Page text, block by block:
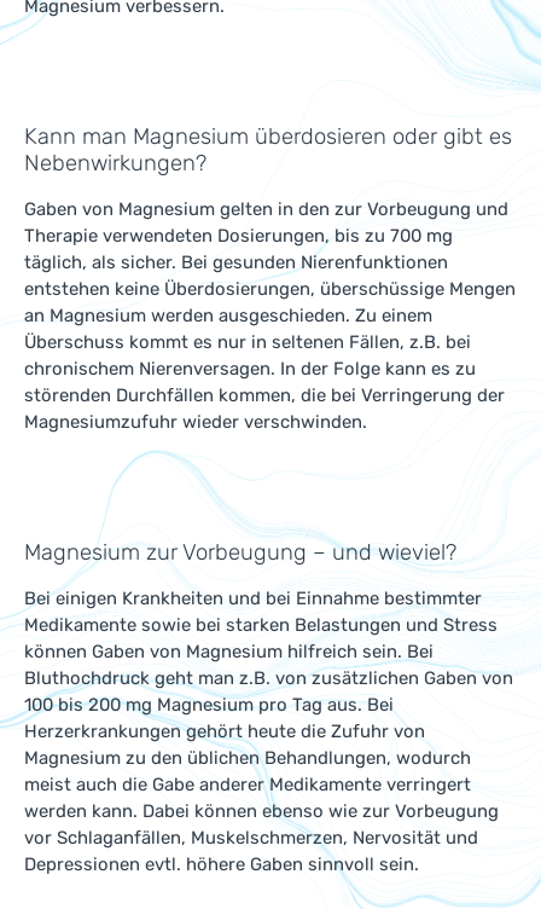
Magnesium verbessern.
Kann man Magnesium überdosieren oder gibt es
Nebenwirkungen?
Gaben von Magnesium gelten in den zur Vorbeugung und
Therapie verwendeten Dosierungen, bis zu 700 mg
täglich, als sicher. Bei gesunden Nierenfunktionen
entstehen keine Überdosierungen, überschüssige Mengen
an Magnesium werden ausgeschieden. Zu einem
Überschuss kommt es nur in seltenen Fällen, z.B. bei
chronischem Nierenversagen. In der Folge kann es zu
störenden Durchfällen kommen, die bei Verringerung der
Magnesiumzufuhr wieder verschwinden.
Magnesium zur Vorbeugung – und wieviel?
Bei einigen Krankheiten und bei Einnahme bestimmter
Medikamente sowie bei starken Belastungen und Stress
können Gaben von Magnesium hilfreich sein. Bei
Bluthochdruck geht man z.B. von zusätzlichen Gaben von
100 bis 200 mg Magnesium pro Tag aus. Bei
Herzerkrankungen gehört heute die Zufuhr von
Magnesium zu den üblichen Behandlungen, wodurch
meist auch die Gabe anderer Medikamente verringert
werden kann. Dabei können ebenso wie zur Vorbeugung
vor Schlaganfällen, Muskelschmerzen, Nervosität und
Depressionen evtl. höhere Gaben sinnvoll sein.